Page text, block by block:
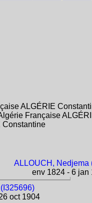
ALGÉRIE
Française
Constantine
ALLOUCH, Nedjema
env 1824 - 6 jan
oct 1904